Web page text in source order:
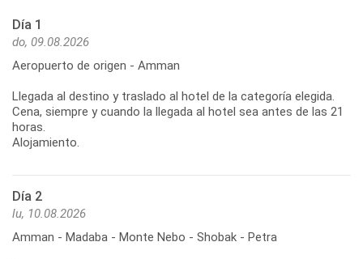
Día 1
do, 09.08.2026
Aeropuerto de origen - Amman
Llegada al destino y traslado al hotel de la categoría elegida.
Cena, siempre y cuando la llegada al hotel sea antes de las 21
horas.
Alojamiento.
Día 2
lu, 10.08.2026
Amman - Madaba - Monte Nebo - Shobak - Petra